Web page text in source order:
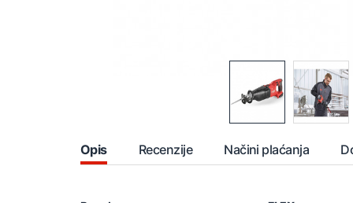
Opis Recenzije Načini plaćanja